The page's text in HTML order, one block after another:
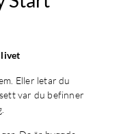
livet
Eller letar du
var du befinner